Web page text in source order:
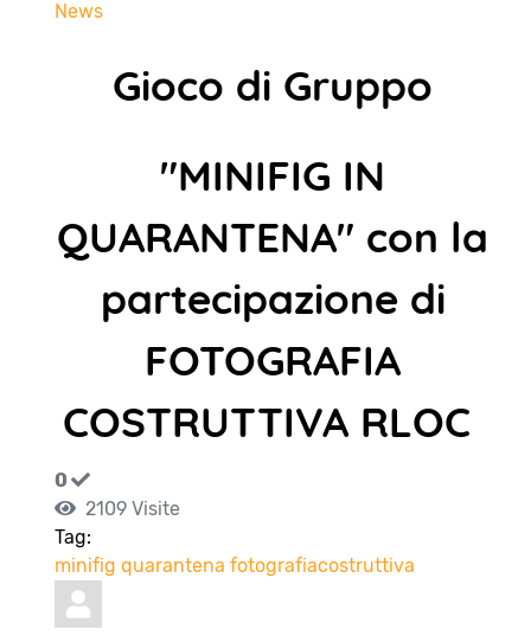
News
Gioco di Gruppo
"MINIFIG IN
QUARANTENA" con la
partecipazione di
FOTOGRAFIA
COSTRUTTIVA RLOC
0
2109 Visite
Tag:
minifig quarantena fotografiacostruttiva